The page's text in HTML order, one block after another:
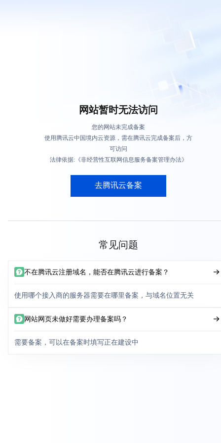
网站暂时无法访问
您的网站未完成备案
使用腾讯云中国境内云资源，需在腾讯云完成备案后，方
可访问
法律依据:《非经营性互联网信息服务备案管理办法》
去腾讯云备案
常见问题
不在腾讯云注册域名，能否在腾讯云进行备案？
使用哪个接入商的服务器需要在哪里备案，与域名位置无关
网站网页未做好需要办理备案吗？
需要备案，可以在备案时填写正在建设中